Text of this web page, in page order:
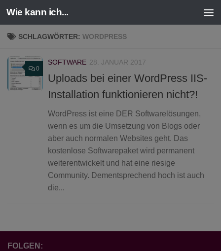
Zum Inhalt springen
Wie kann ich...
SCHLAGWÖRTER: WORDPRESS
0
SOFTWARE 28. JANUAR 2017
Uploads bei einer WordPress IIS-
Installation funktionieren nicht?!
WordPress ist eine DER Softwarelösungen,
wenn es um die Umsetzung von Blogs oder
aber auch normalen Websites geht. Das
kostenlose Softwarepaket wird permanent
weiterentwickelt und hat eine riesige
Community. Dementsprechend hoch ist auch
die...
FOLGEN: